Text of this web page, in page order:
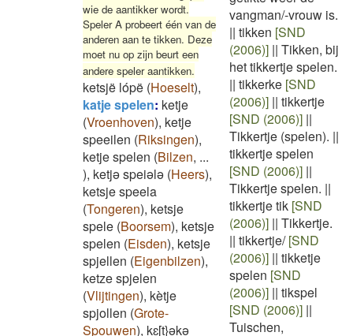
wie de aantikker wordt.
Speler A probeert één van de
anderen aan te tikken. Deze
moet nu op zijn beurt een
andere speler aantikken.
ketsjë lópë (Hoeselt),
katje spelen: ketje
(Vroenhoven), ketje
speeilen (Riksingen),
ketje spelen (Bilzen, ...
), ketjə speiələ (Heers),
ketsje speela
(Tongeren), ketsje
spele (Boorsem), ketsje
spelen (Eisden), ketsje
spjellen (Eigenbilzen),
ketze spjelen
(Vlijtingen), kètje
spjollen (Grote-
Spouwen), kɛ[t}əkə
vangman/-vrouw is.
|| tikken [SND
(2006)] || Tikken, bij
het tikkertje spelen.
|| tikkerke [SND
(2006)] || tikkertje
[SND (2006)] ||
Tikkertje (spelen). ||
tikkertje spelen
[SND (2006)] ||
Tikkertje spelen. ||
tikkertje tik [SND
(2006)] || Tikkertje.
|| tikkertje/[SND
(2006)] || tikketje
spelen [SND
(2006)] || tikspel
[SND (2006)] ||
Tuischen,